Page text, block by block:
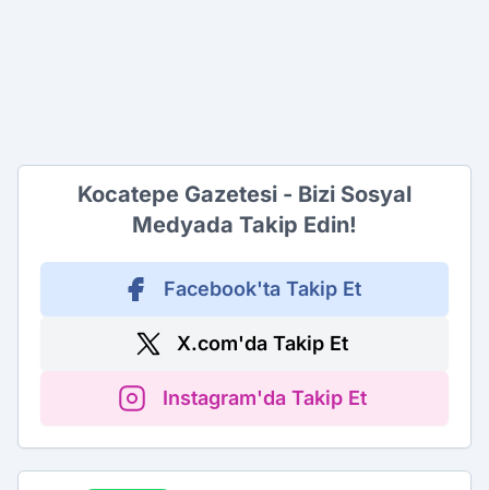
Kocatepe Gazetesi - Bizi Sosyal
Medyada Takip Edin!
Facebook'ta Takip Et
X.com'da Takip Et
Instagram'da Takip Et